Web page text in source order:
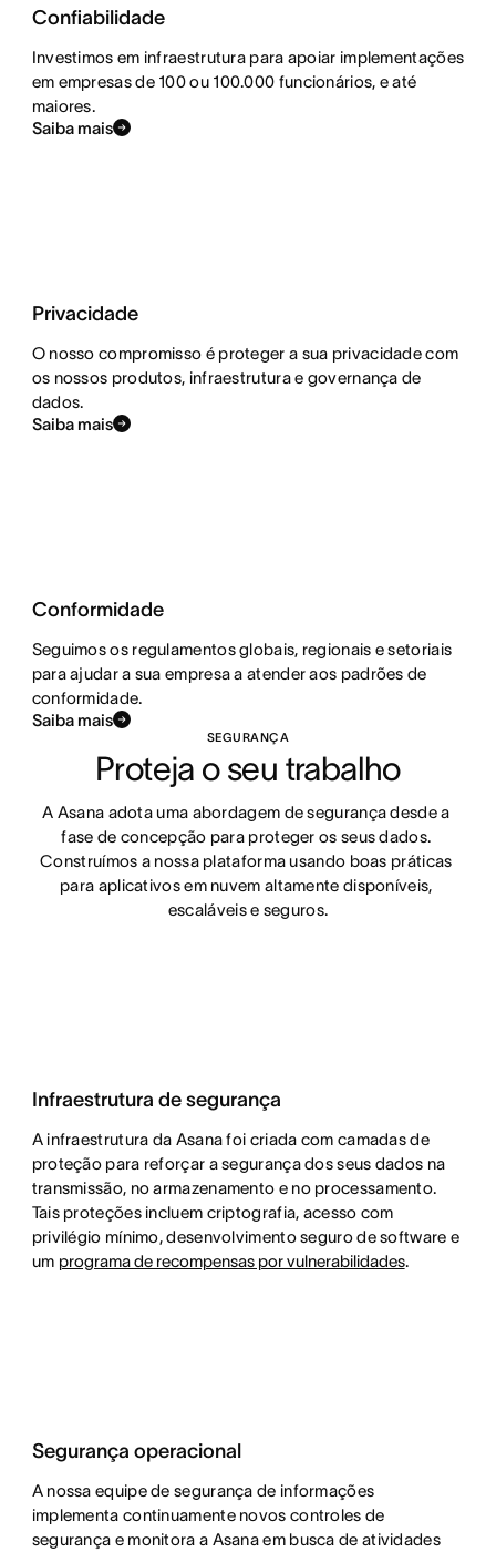
Confiabilidade
Investimos em infraestrutura para apoiar implementações
em empresas de 100 ou 100.000 funcionários, e até
maiores.
Saiba mais
Privacidade
O nosso compromisso é proteger a sua privacidade com
os nossos produtos, infraestrutura e governança de
dados.
Saiba mais
Conformidade
Seguimos os regulamentos globais, regionais e setoriais
para ajudar a sua empresa a atender aos padrões de
conformidade.
Saiba mais
SEGURANÇA
Proteja o seu trabalho
A Asana adota uma abordagem de segurança desde a
fase de concepção para proteger os seus dados.
Construímos a nossa plataforma usando boas práticas
para aplicativos em nuvem altamente disponíveis,
escaláveis e seguros.
Infraestrutura de segurança
A infraestrutura da Asana foi criada com camadas de
proteção para reforçar a segurança dos seus dados na
transmissão, no armazenamento e no processamento.
Tais proteções incluem criptografia, acesso com
privilégio mínimo, desenvolvimento seguro de software e
um programa de recompensas por vulnerabilidades.
Segurança operacional
A nossa equipe de segurança de informações
implementa continuamente novos controles de
segurança e monitora a Asana em busca de atividades